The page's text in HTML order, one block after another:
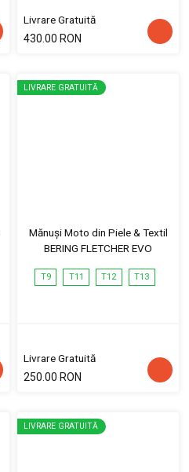
Livrare Gratuită
430.00 RON
LIVRARE GRATUITĂ
Mănuși Moto din Piele & Textil
BERING FLETCHER EVO
T9 T11 T12 T13
Livrare Gratuită
250.00 RON
LIVRARE GRATUITĂ